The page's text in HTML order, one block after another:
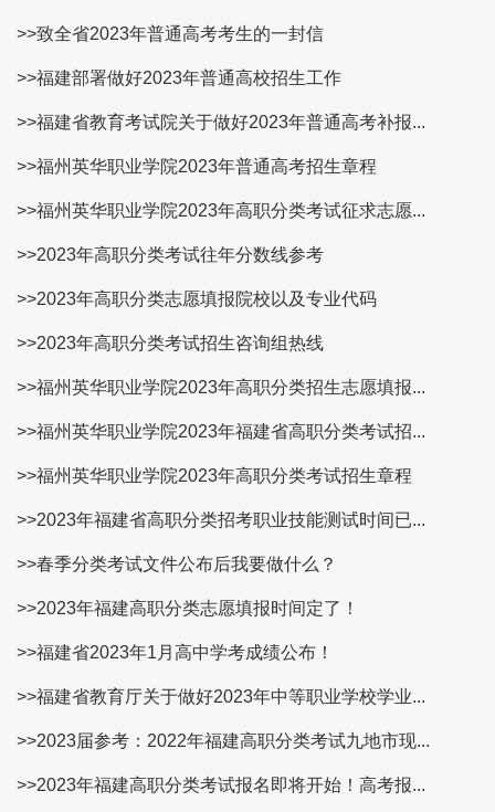
>>致全省2023年普通高考考生的一封信
>>福建部署做好2023年普通高校招生工作
>>福建省教育考试院关于做好2023年普通高考补报...
>>福州英华职业学院2023年普通高考招生章程
>>福州英华职业学院2023年高职分类考试征求志愿...
>>2023年高职分类考试往年分数线参考
>>2023年高职分类志愿填报院校以及专业代码
>>2023年高职分类考试招生咨询组热线
>>福州英华职业学院2023年高职分类招生志愿填报...
>>福州英华职业学院2023年福建省高职分类考试招...
>>福州英华职业学院2023年高职分类考试招生章程
>>2023年福建省高职分类招考职业技能测试时间已...
>>春季分类考试文件公布后我要做什么？
>>2023年福建高职分类志愿填报时间定了！
>>福建省2023年1月高中学考成绩公布！
>>福建省教育厅关于做好2023年中等职业学校学业...
>>2023届参考：2022年福建高职分类考试九地市现...
>>2023年福建高职分类考试报名即将开始！高考报...